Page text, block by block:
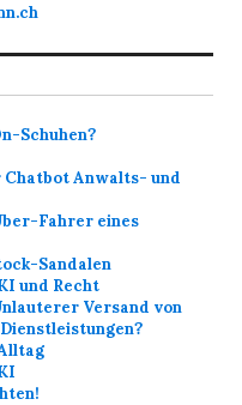
Schuhen?
Anwalts- und
Fahrer eines
Sandalen
und Recht
Versand von